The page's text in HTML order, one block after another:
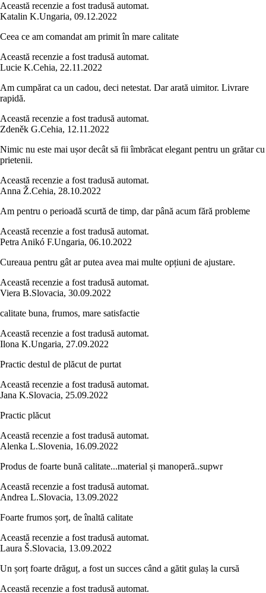
Această recenzie a fost tradusă automat.
Katalin K.Ungaria, 09.12.2022
Ceea ce am comandat am primit în mare calitate
Această recenzie a fost tradusă automat.
Lucie K.Cehia, 22.11.2022
Am cumpărat ca un cadou, deci netestat. Dar arată uimitor. Livrare
rapidă.
Această recenzie a fost tradusă automat.
Zdeněk G.Cehia, 12.11.2022
Nimic nu este mai ușor decât să fii îmbrăcat elegant pentru un grătar cu
prietenii.
Această recenzie a fost tradusă automat.
Anna Ž.Cehia, 28.10.2022
Am pentru o perioadă scurtă de timp, dar până acum fără probleme
Această recenzie a fost tradusă automat.
Petra Anikó F.Ungaria, 06.10.2022
Cureaua pentru gât ar putea avea mai multe opțiuni de ajustare.
Această recenzie a fost tradusă automat.
Viera B.Slovacia, 30.09.2022
calitate buna, frumos, mare satisfactie
Această recenzie a fost tradusă automat.
Ilona K.Ungaria, 27.09.2022
Practic destul de plăcut de purtat
Această recenzie a fost tradusă automat.
Jana K.Slovacia, 25.09.2022
Practic plăcut
Această recenzie a fost tradusă automat.
Alenka L.Slovenia, 16.09.2022
Produs de foarte bună calitate...material și manoperă..supwr
Această recenzie a fost tradusă automat.
Andrea L.Slovacia, 13.09.2022
Foarte frumos șorț, de înaltă calitate
Această recenzie a fost tradusă automat.
Laura Š.Slovacia, 13.09.2022
Un șorț foarte drăguț, a fost un succes când a gătit gulaș la cursă
Această recenzie a fost tradusă automat.